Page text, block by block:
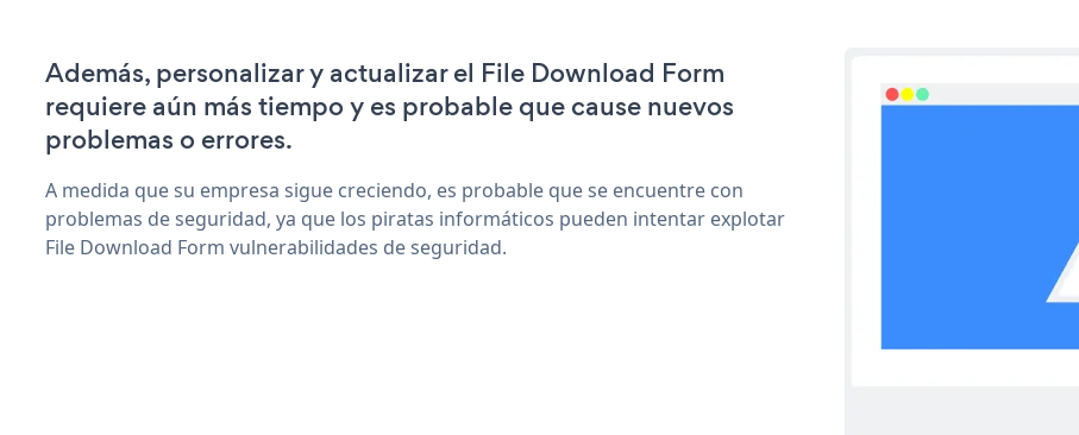
Además, personalizar y actualizar el File Download Form
requiere aún más tiempo y es probable que cause nuevos
problemas o errores.
A medida que su empresa sigue creciendo, es probable que se encuentre con
problemas de seguridad, ya que los piratas informáticos pueden intentar explotar
File Download Form vulnerabilidades de seguridad.